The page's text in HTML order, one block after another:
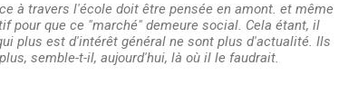
à travers l'école doit être pensée en amont. et même
pour que ce "marché" demeure social. Cela étant, il
plus est d'intérêt général ne sont plus d'actualité. Ils
semble-t-il, aujourd'hui, là où il le faudrait.